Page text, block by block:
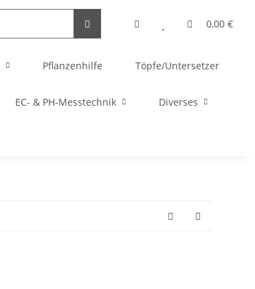
0,00 €
Pflanzenhilfe Töpfe/Untersetzer
EC- & PH-Messtechnik Diverses